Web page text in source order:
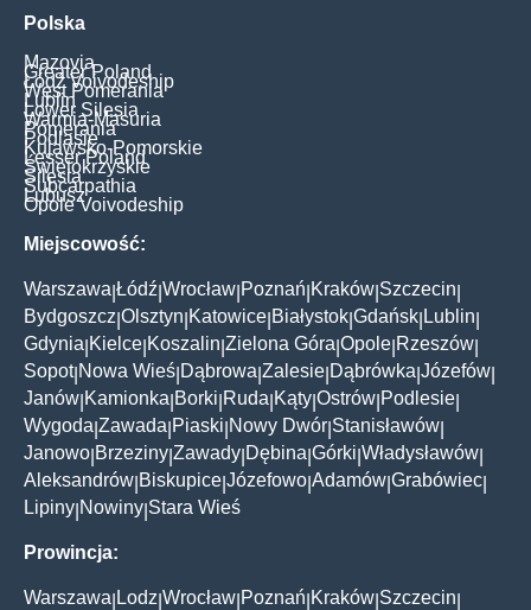
Polska
Mazovia
Greater Poland
Łódź Voivodeship
West Pomerania
Lublin
Lower Silesia
Warmia-Masuria
Pomerania
Podlasie
Kujawsko-Pomorskie
Lesser Poland
Świętokrzyskie
Silesia
Subcarpathia
Lubusz
Opole Voivodeship
Miejscowość:
Warszawa Łódź Wrocław Poznań Kraków Szczecin
Bydgoszcz Olsztyn Katowice Białystok Gdańsk Lublin
Gdynia Kielce Koszalin Zielona Góra Opole Rzeszów
Sopot| Nowa Wieś Dąbrowa Zalesie Dąbrówka Józefów
Janów Kamionka Borki Ruda Kąty Ostrów Podlesie
Wygoda Zawada Piaski Nowy Dwór Stanisławów
Janowo Brzeziny Zawady Dębina Górki Władysławów
Aleksandrów Biskupice Józefowo Adamów Grabówiec
Lipiny Nowiny Stara Wieś
Prowincja:
Warszawa Lodz Wrocław Poznań Kraków Szczecin